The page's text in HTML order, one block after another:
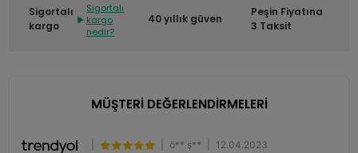
Sigortalı
kargo
Sigortalı
kargo
nedir?
40 yıllık güven
Peşin Fiyatına
3 Taksit
MÜŞTERİ DEĞERLENDİRMELERİ
ö** ş** 12.04.2023